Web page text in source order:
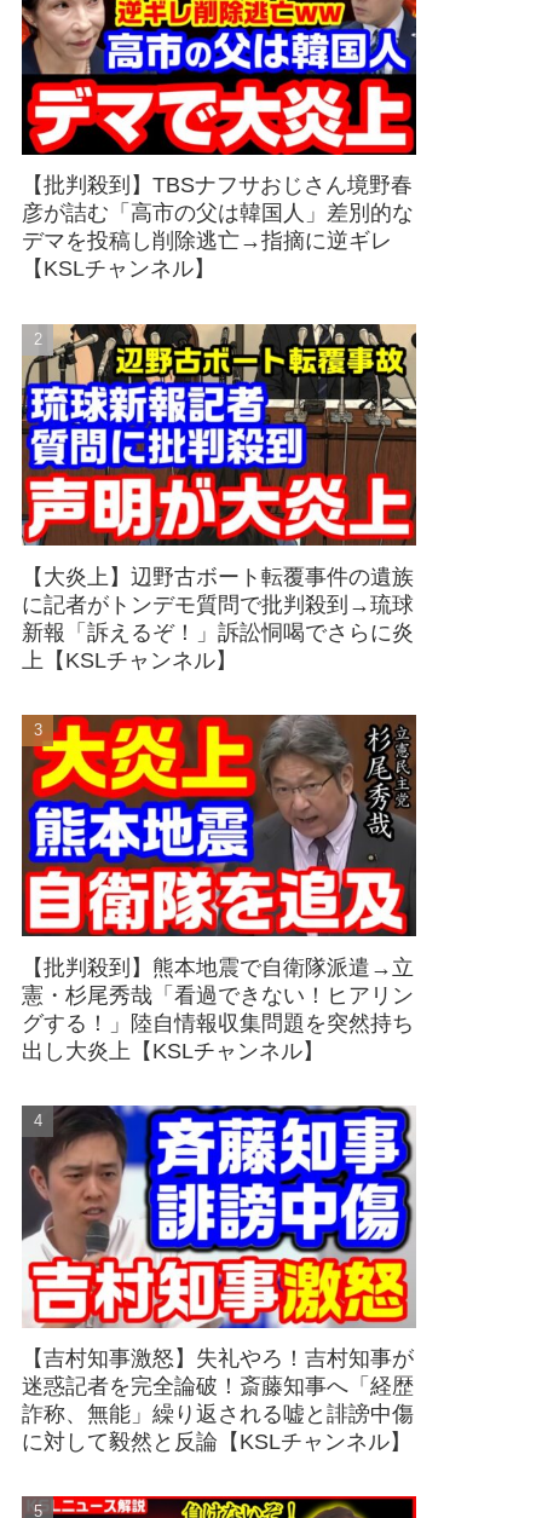
【批判殺到】TBSナフサおじさん境野春
彦が詰む「高市の父は韓国人」差別的な
デマを投稿し削除逃亡→指摘に逆ギレ
【KSLチャンネル】
【大炎上】辺野古ボート転覆事件の遺族
に記者がトンデモ質問で批判殺到→琉球
新報「訴えるぞ！」訴訟恫喝でさらに炎
上【KSLチャンネル】
【批判殺到】熊本地震で自衛隊派遣→立
憲・杉尾秀哉「看過できない！ヒアリン
グする！」陸自情報収集問題を突然持ち
出し大炎上【KSLチャンネル】
【吉村知事激怒】失礼やろ！吉村知事が
迷惑記者を完全論破！斎藤知事へ「経歴
詐称、無能」繰り返される嘘と誹謗中傷
に対して毅然と反論【KSLチャンネル】